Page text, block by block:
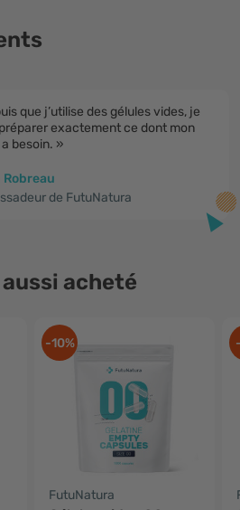
que j’utilise des gélules vides, je
exactement ce dont mon
besoin. »
Robreau
de FutuNatura
acheté
-10%
FutuNatura